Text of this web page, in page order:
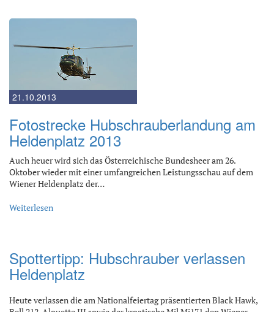
21.10.2013
Fotostrecke Hubschrauberlandung am
Heldenplatz 2013
Auch heuer wird sich das Österreichische Bundesheer am 26.
Oktober wieder mit einer umfangreichen Leistungsschau auf dem
Wiener Heldenplatz der…
Weiterlesen
Spottertipp: Hubschrauber verlassen
Heldenplatz
Heute verlassen die am Nationalfeiertag präsentierten Black Hawk,